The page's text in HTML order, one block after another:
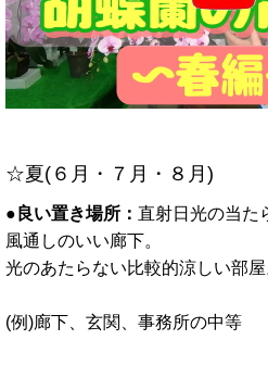
☆夏(６月・７月・８月)
●良い置き場所： 直射日光の当た
風通しのいい廊下。
光のあたらない比較的涼しい部屋
(例)廊下、玄関、事務所の中等